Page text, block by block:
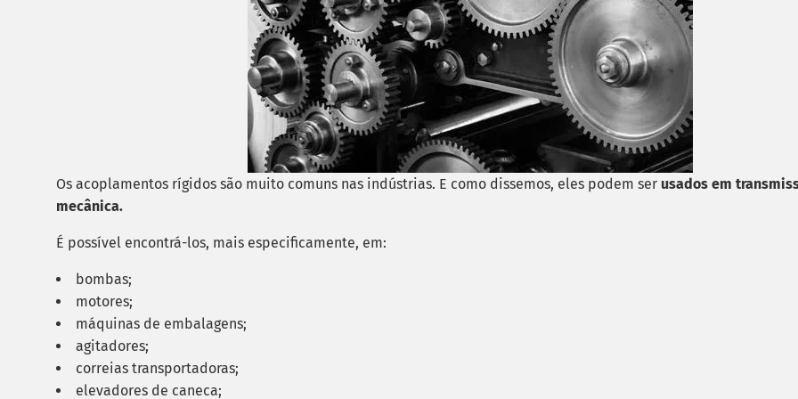
Os acoplamentos rígidos são muito comuns nas indústrias. E como dissemos, eles podem ser usados em
mecânica.
É possível encontrá-los, mais especificamente, em:
bombas;
motores;
máquinas de embalagens;
agitadores;
correias transportadoras;
elevadores de caneca;